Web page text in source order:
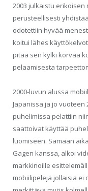
2003 julkaistu
perusteellisesti
odotettiin hyvää
koitui lähes
pitää sen kylki korvaa
pelaamisesta
2000-luvun alussa
Japanissa ja jo
puhelimissa pelattiin
saattoivat käyttää
luomiseen. Samaan
Gagen kanssa, alkoi
markkinoille
mobiilipelejä jollaisia ei